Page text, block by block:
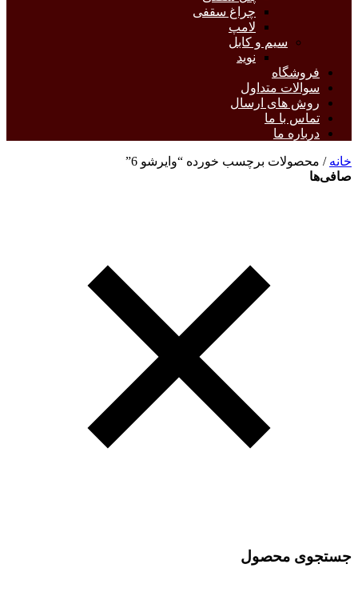
چراغ سقفی
لامپ
سیم و کابل
نوید
فروشگاه
سوالات متداول
روش های ارسال
تماس با ما
درباره ما
خانه / محصولات برچسب خورده “وایرشو 6”
صافی‌ها
جستجوی محصول